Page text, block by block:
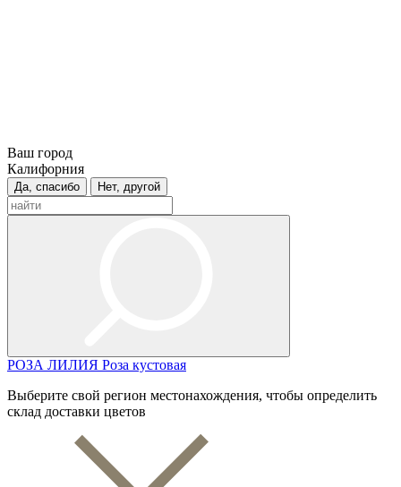
Ваш город
Калифорния
Да, спасибо Нет, другой
РОЗА ЛИЛИЯ Роза кустовая
Выберите свой регион местонахождения, чтобы определить
склад доставки цветов